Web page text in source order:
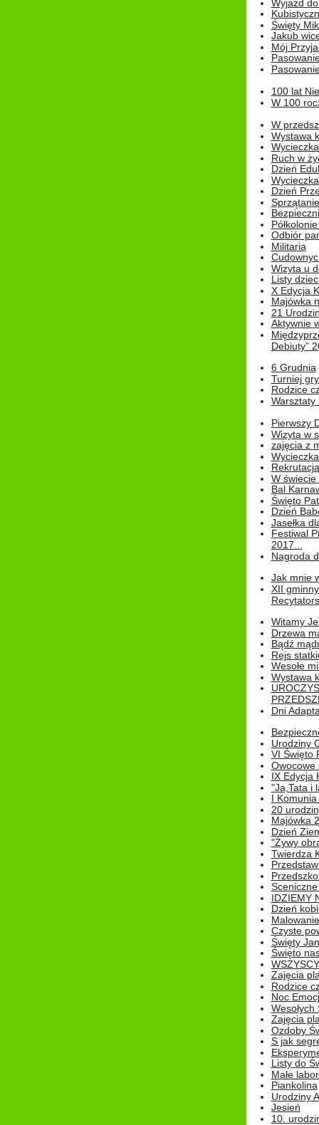
Wyjazd
Święty
Jakub
Mój
100 lat
W 100
W
Wystawa
Ruch w
Dzień
Dzień
Odbiór
Militaria
Wizyta u
Listy
X Edycja
Majówka
21
Aktywnie
Debiuty”
6 Grudnia
Turniej
Rodzice
Warsztaty
Pierwszy
Wizyta w
zajęcia z
W świecie
Bal
Święto
Dzień
Jasełka
Festiwal
2017...
Nagroda
Jak mnie
XII
Witamy
Drzewa
Bądź
Rejs
Wesołe
Wystawa
Dni
Urodziny
VI Święto
Owocowe
IX Edycja
"Ja,Tata i
I
20
Majówka
Dzień
"Żywy
Twierdza
IDZIEMY
Dzień
Czyste
Święty
Święto
Zajęcia
Rodzice
Noc
Wesołych
Zajęcia
Ozdoby
S jak
Listy do
Małe
Piankolina
Urodziny
Jesień
10.